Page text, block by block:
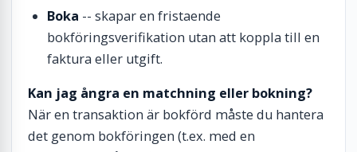
Boka -- skapar en fristaende
bokföringsverifikation utan att koppla till en
faktura eller utgift.
Kan jag ångra en matchning eller bokning?
När en transaktion är bokförd måste du hantera
det genom bokföringen (t.ex. med en